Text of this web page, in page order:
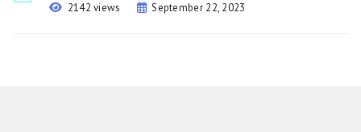
2142 views September 22, 2023